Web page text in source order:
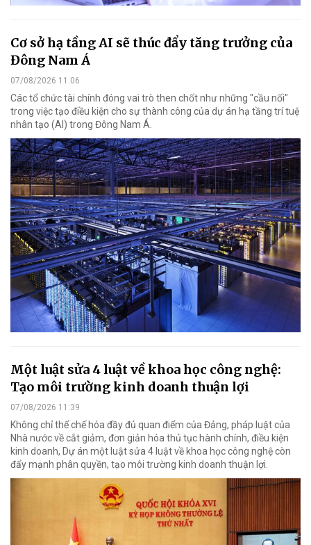
Cơ sở hạ tầng AI sẽ thúc đẩy tăng trưởng của
Đông Nam Á
07/08/2026 11:06
Các tổ chức tài chính đóng vai trò then chốt như những "cầu nối"
trong việc tạo điều kiện cho sự thành công của dự án hạ tầng trí tuệ
nhân tạo (AI) trong Đông Nam Á.
Một luật sửa 4 luật về khoa học công nghệ:
Tạo môi trường kinh doanh thuận lợi
07/08/2026 11:39
Không chỉ thể chế hóa đầy đủ quan điểm của Đảng, pháp luật của
Nhà nước về cắt giảm, đơn giản hóa thủ tục hành chính, điều kiện
kinh doanh, Dự án một luật sửa 4 luật về khoa học công nghệ còn
đẩy mạnh phân quyền, tạo môi trường kinh doanh thuận lợi.